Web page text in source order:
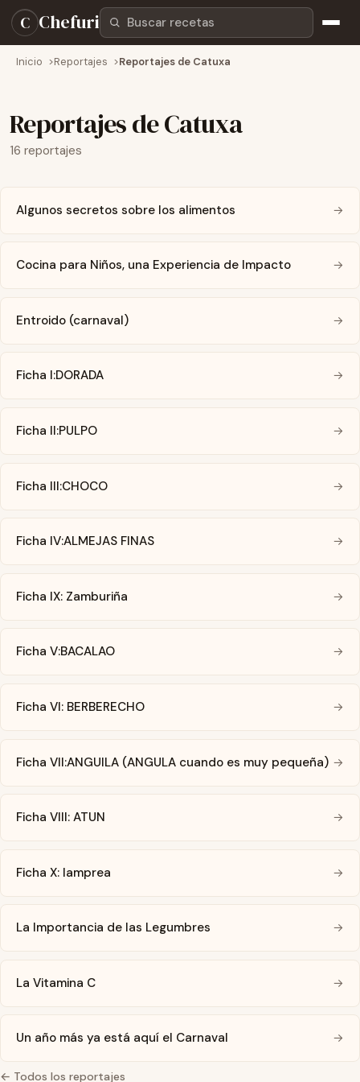
C ChefuriBuscar recetas
Inicio Reportajes Reportajes de Catuxa
Reportajes de Catuxa
16 reportajes
Algunos secretos sobre los alimentos →
Cocina para Niños, una Experiencia de Impacto →
Entroido (carnaval) →
Ficha I:DORADA →
Ficha II:PULPO →
Ficha III:CHOCO →
Ficha IV:ALMEJAS FINAS →
Ficha IX: Zamburiña →
Ficha V:BACALAO →
Ficha VI: BERBERECHO →
Ficha VII:ANGUILA (ANGULA cuando es muy pequeña) →
Ficha VIII: ATUN →
Ficha X: lamprea →
La Importancia de las Legumbres →
La Vitamina C →
Un año más ya está aquí el Carnaval →
← Todos los reportajes